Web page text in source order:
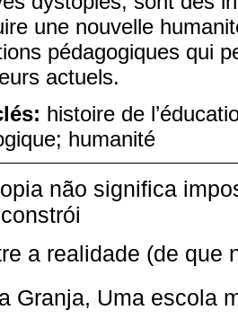
une nouvelle
pédagogiques qui
actuels.
histoire de
humanité
não significa
a realidade (de que
Granja, Uma escola